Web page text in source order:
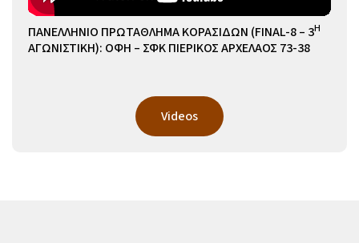
ΠΑΝΕΛΛΗΝΙΟ ΠΡΩΤΑΘΛΗΜΑ ΚΟΡΑΣΙΔΩΝ (FINAL-8 – 3Η
ΑΓΩΝΙΣΤΙΚΗ): ΟΦΗ – ΣΦΚ ΠΙΕΡΙΚΟΣ ΑΡΧΕΛΑΟΣ 73-38
Videos